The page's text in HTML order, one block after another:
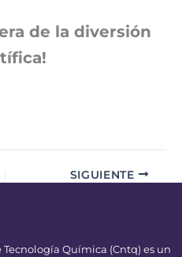
de la diversión
SIGUIENTE
Química (Cntq) es un